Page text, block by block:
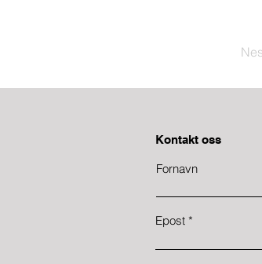
Kontakt oss
Fornavn
Epost